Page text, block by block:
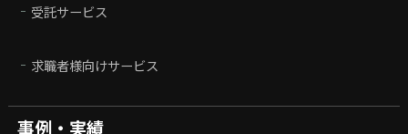
受託サービス
求職者様向けサービス
事例・実績